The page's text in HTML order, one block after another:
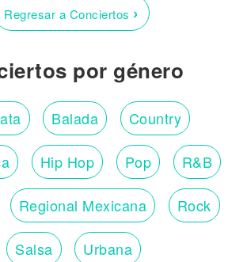
Regresar a Conciertos ›
por género
Balada Country
Hip Hop Pop R&B
Regional Mexicana Rock
Salsa Urbana